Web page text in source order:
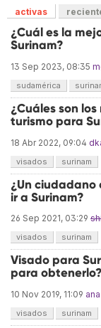
activas
¿Cuál es la
Surinam?
13 Sep 2023, 08:35
sudamérica
¿Cuáles son
turismo para
18 Abr 2022, 09:04
visados surinam
¿Un
ir a Surinam?
26 Sep 2021, 03:29
visados surinam
Visado para
para obtenerlo?
10 Nov 2019, 11:09 ana
visados surinam